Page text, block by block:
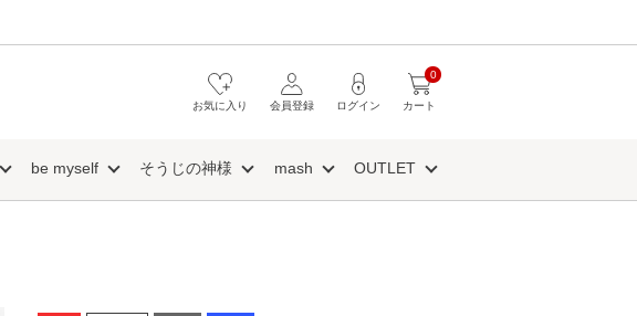
カート
0
ログイン
会員登録
お気に入り
be myself そうじの神様 mash OUTLET